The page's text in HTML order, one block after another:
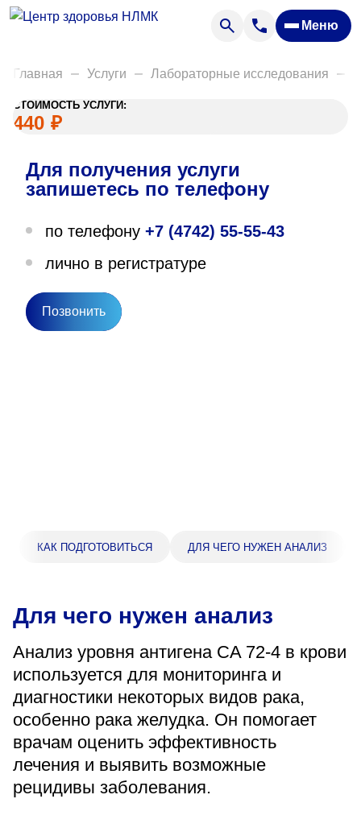
Меню
Анализы
Акции
Пациентам
Вакансии
О нас
Направления деятельности
Адрес
Суббота 08:00–16:00
Регистратура
+7 (4742) 55-55-43
Санаторий-профилакторий
«Парус»
Адрес
399000, г. Липецк, Плехановское лесничество,
Ленинский лесхоз, квартал 67
Главная Услуги Лабораторные исследования
КАК ПОДГОТОВИТЬСЯ ДЛЯ ЧЕГО НУЖЕН АНАЛИЗ
Для чего нужен анализ
Анализ уровня антигена CA 72-4 в крови
используется для мониторинга и
диагностики некоторых видов рака,
особенно рака желудка. Он помогает
врачам оценить эффективность
лечения и выявить возможные
рецидивы заболевания.
СТОИМОСТЬ УСЛУГИ:
440 ₽
Для получения услуги
запишетесь по телефону
по телефону +7 (4742) 55-55-43
лично в регистратуре
Позвонить